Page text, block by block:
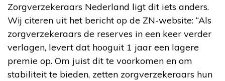
Zorgverzekeraars Nederland ligt dit iets anders.
Wij citeren uit het bericht op de ZN-website: “Als
zorgverzekeraars de reserves in een keer verder
verlagen, levert dat hooguit 1 jaar een lagere
premie op. Om juist dit te voorkomen en om
stabiliteit te bieden, zetten zorgverzekeraars hun